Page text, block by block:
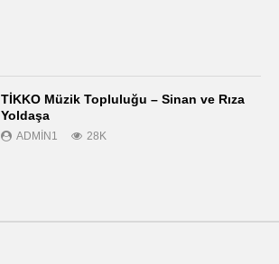
TİKKO Müzik Topluluğu – Sinan ve Rıza
Yoldaşa
ADMIN1 28K